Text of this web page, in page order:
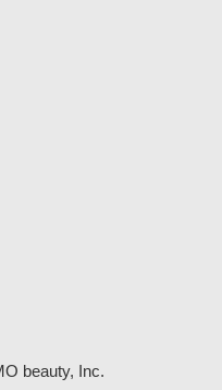
beauty, Inc.